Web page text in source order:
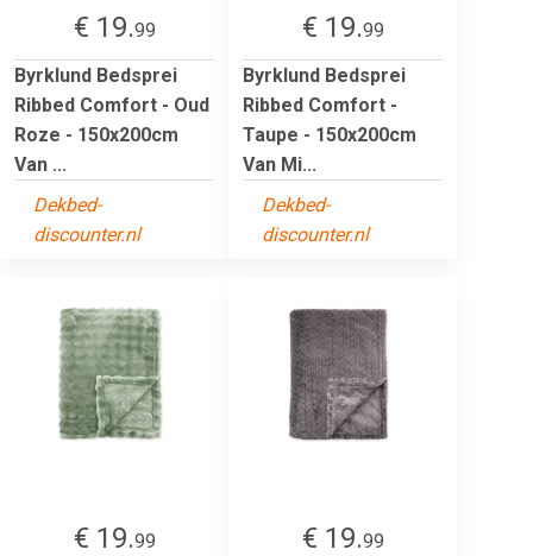
€ 19.99
Byrklund Bedsprei
Ribbed Comfort - Oud
Roze - 150x200cm
Van ...
Dekbed-
discounter.nl
€ 19.99
Byrklund Bedsprei
Ribbed Comfort -
Taupe - 150x200cm
Van Mi...
Dekbed-
discounter.nl
€ 19.99
€ 19.99